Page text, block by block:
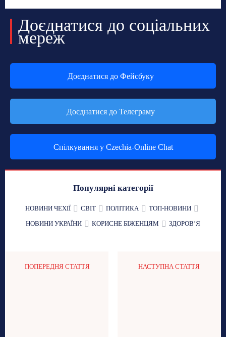
Доєднатися до соціальних
мереж
Доєднатися до Фейсбуку
Доєднатися до Телеграму
Спілкування у Czechia-Online Chat
Популярні категорії
НОВИНИ ЧЕХІЇ СВІТ ПОЛІТИКА
ТОП-НОВИНИ
НОВИНИ УКРАЇНИ
КОРИСНЕ БІЖЕНЦЯМ ЗДОРОВʼЯ
ПОПЕРЕДНЯ СТАТТЯ НАСТУПНА СТАТТЯ